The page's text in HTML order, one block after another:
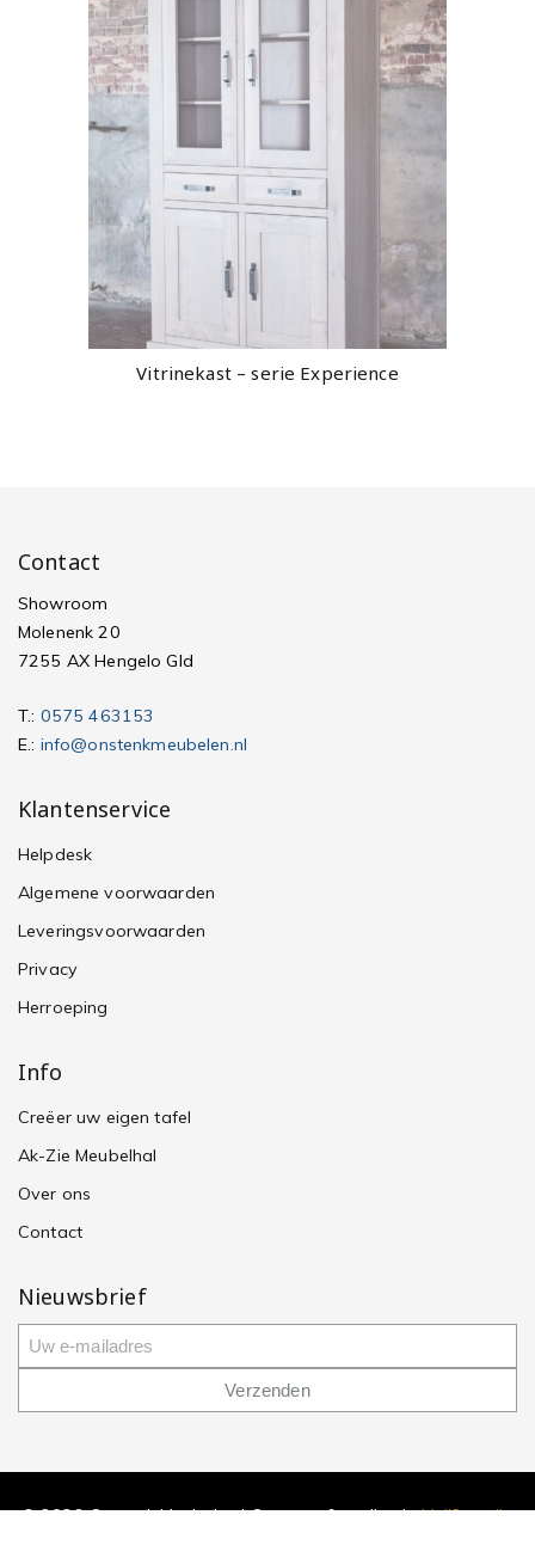
Vitrinekast – serie Experience
Contact
Showroom
Molenenk 20
7255 AX Hengelo Gld
T.: 0575 463153
E.: info@onstenkmeubelen.nl
Klantenservice
Helpdesk
Algemene voorwaarden
Leveringsvoorwaarden
Privacy
Herroeping
Info
Creëer uw eigen tafel
Ak-Zie Meubelhal
Over ons
Contact
Nieuwsbrief
© 2026 Onstenk Meubelen | Ontwerp & realisatieMull2media